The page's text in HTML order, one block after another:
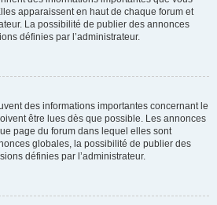
apparaissent en haut de chaque forum et
La possibilité de publier des annonces
définies par l’administrateur.
des informations importantes concernant le
être lues dès que possible. Les annonces
page du forum dans lequel elles sont
globales, la possibilité de publier des
définies par l’administrateur.